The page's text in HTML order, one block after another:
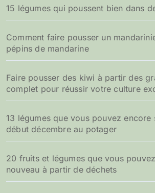
15 légumes qui poussent bien dans
Comment faire pousser un
pépins de mandarine
Faire pousser des kiwi à partir des
complet pour réussir votre culture
13 légumes que vous pouvez encore
début décembre au potager
20 fruits et légumes que vous
nouveau à partir de déchets